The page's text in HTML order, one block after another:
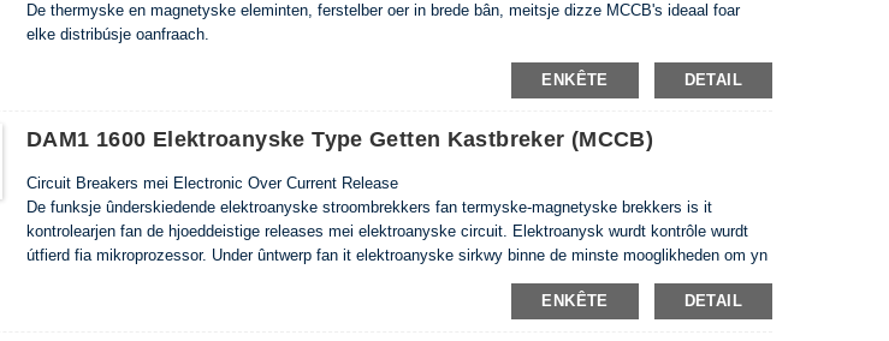
De thermyske en magnetyske eleminten, ferstelber oer in brede bân, meitsje dizze MCCB's ideaal foar
elke distribúsje oanfraach.
ENKÊTE DETAIL
DAM1 1600 Elektroanyske Type Getten Kastbreker (MCCB)
Circuit Breakers mei Electronic Over Current Release
De funksje ûnderskiedende elektroanyske stroombrekkers fan termyske-magnetyske brekkers is it
kontrolearjen fan de hjoeddeistige releases mei elektroanyske circuit. Elektroanysk wurdt kontrôle wurdt
útfierd fia mikroprozessor. Under ûntwerp fan it elektroanyske sirkwy binne de minste mooglikheden om yn
'e operaasje tsjin te kommen, yn oerweging nommen. Yn hege streamings is direkte iepening garandeare
sûnder elektroanyske sirkwy te betsjinjen. Op dizze manier is de mooglikheid fan mislearring yn 'e
ENKÊTE DETAIL